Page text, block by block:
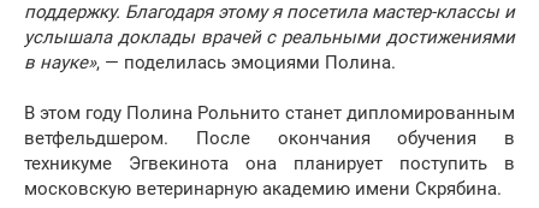
поддержку. Благодаря этому я посетила мастер-классы и
услышала доклады врачей с реальными достижениями
в науке», — поделилась эмоциями Полина.
В этом году Полина Рольнито станет дипломированным
ветфельдшером. После окончания обучения в
техникуме Эгвекинота она планирует поступить в
московскую ветеринарную академию имени Скрябина.